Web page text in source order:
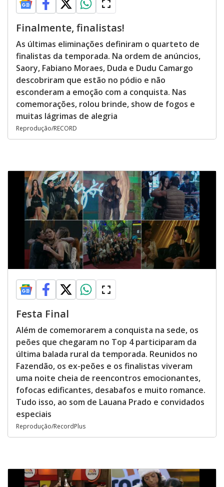
Finalmente, finalistas!
As últimas eliminações definiram o quarteto de
finalistas da temporada. Na ordem de anúncios,
Saory, Fabiano Moraes, Duda e Dudu Camargo
descobriram que estão no pódio e não
esconderam a emoção com a conquista. Nas
comemorações, rolou brinde, show de fogos e
muitas lágrimas de alegria
Reprodução/RECORD
Festa Final
Além de comemorarem a conquista na sede, os
peões que chegaram no Top 4 participaram da
última balada rural da temporada. Reunidos no
Fazendão, os ex-peões e os finalistas viveram
uma noite cheia de reencontros emocionantes,
fofocas edificantes, desabafos e muito romance.
Tudo isso, ao som de Lauana Prado e convidados
especiais
Reprodução/RecordPlus